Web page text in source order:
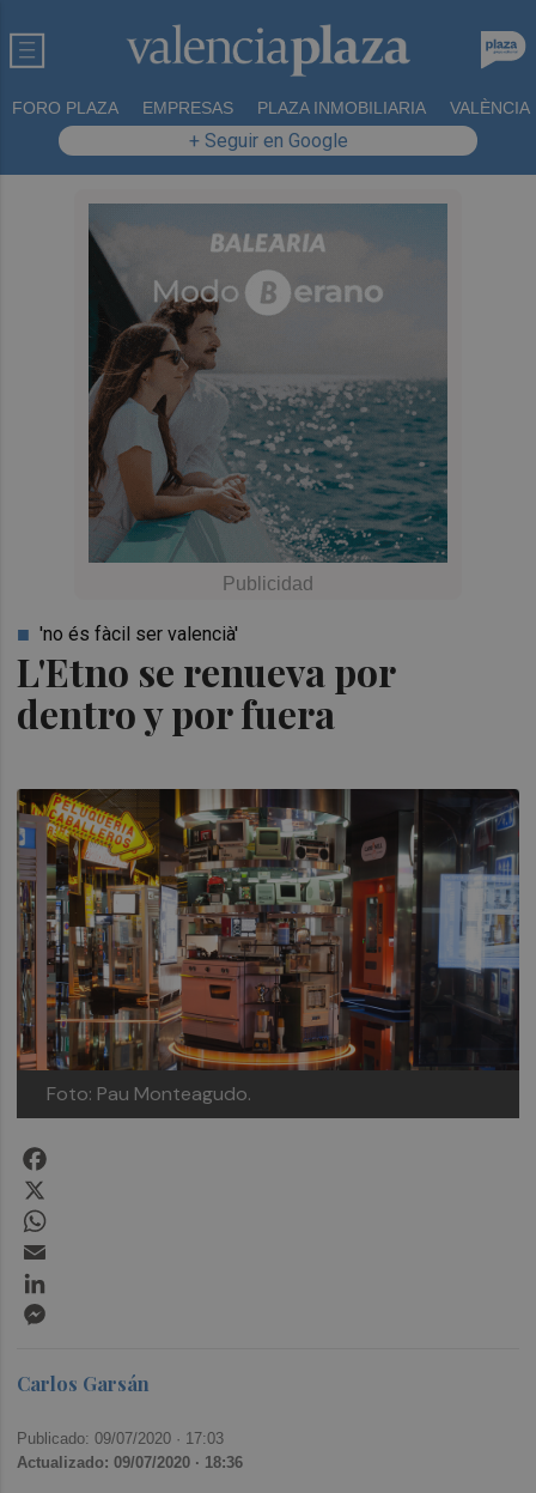
FORO PLAZA EMPRESAS PLAZA INMOBILIARIA VALÈNCIA
+ Seguir en Google
L'Etno se renueva por
dentro y por fuera
'no és fàcil ser valencià'
Foto: Pau Monteagudo.
Carlos Garsán
Publicado: 09/07/2020 · 17:03
Actualizado: 09/07/2020 · 18:36